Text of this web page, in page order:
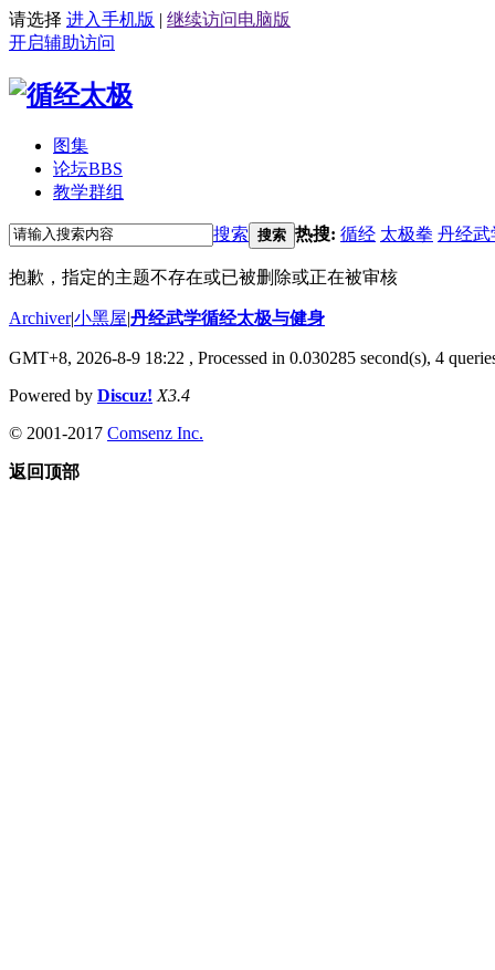
请选择 进入手机版 | 继续访问电脑版
开启辅助访问
图集
论坛BBS
教学群组
搜索 搜索 热搜: 循经 太极拳 丹经武
抱歉，指定的主题不存在或已被删除或正在被审核
Archiver|小黑屋|丹经武学循经太极与健身
GMT+8, 2026-8-9 18:22 , Processed in 0.030285 second(s), 4
Powered by Discuz! X3.4
© 2001-2017 Comsenz Inc.
返回顶部